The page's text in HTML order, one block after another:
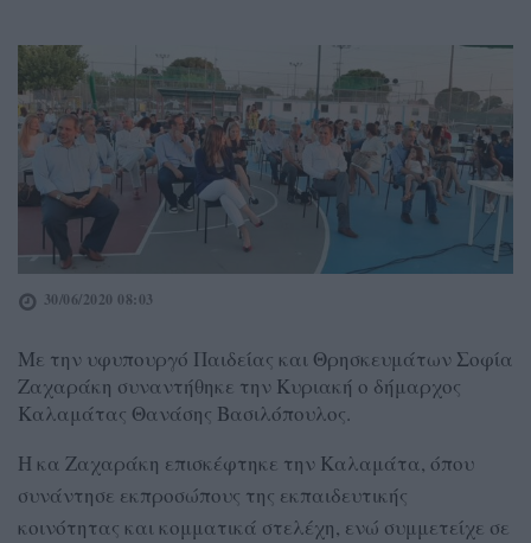
30/06/2020 08:03
Με την υφυπουργό Παιδείας και Θρησκευμάτων Σοφία
Ζαχαράκη συναντήθηκε την Κυριακή ο δήμαρχος
Καλαμάτας Θανάσης Βασιλόπουλος.
Η κα Ζαχαράκη επισκέφτηκε την Καλαμάτα, όπου
συνάντησε εκπροσώπους της εκπαιδευτικής
κοινότητας και κομματικά στελέχη, ενώ συμμετείχε σε